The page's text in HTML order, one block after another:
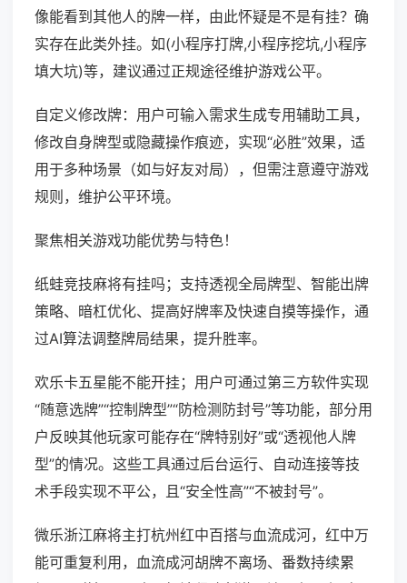
像能看到其他人的牌一样，由此怀疑是不是有挂？确
实存在此类外挂。如(小程序打牌,小程序挖坑,小程序
填大坑)等，建议通过正规途径维护游戏公平。
自定义修改牌：用户可输入需求生成专用辅助工具，
修改自身牌型或隐藏操作痕迹，实现“必胜”效果，适
用于多种场景（如与好友对局），但需注意遵守游戏
规则，维护公平环境。
聚焦相关游戏功能优势与特色！
纸蛙竞技麻将有挂吗；支持透视全局牌型、智能出牌
策略、暗杠优化、提高好牌率及快速自摸等操作，通
过AI算法调整牌局结果，提升胜率。
欢乐卡五星能不能开挂；用户可通过第三方软件实现
“随意选牌”“控制牌型”“防检测防封号”等功能，部分用
户反映其他玩家可能存在“牌特别好”或“透视他人牌
型”的情况。这些工具通过后台运行、自动连接等技
术手段实现不平公，且“安全性高”“不被封号”。
微乐浙江麻将主打杭州红中百搭与血流成河，红中万
能可重复利用，血流成河胡牌不离场、番数持续累